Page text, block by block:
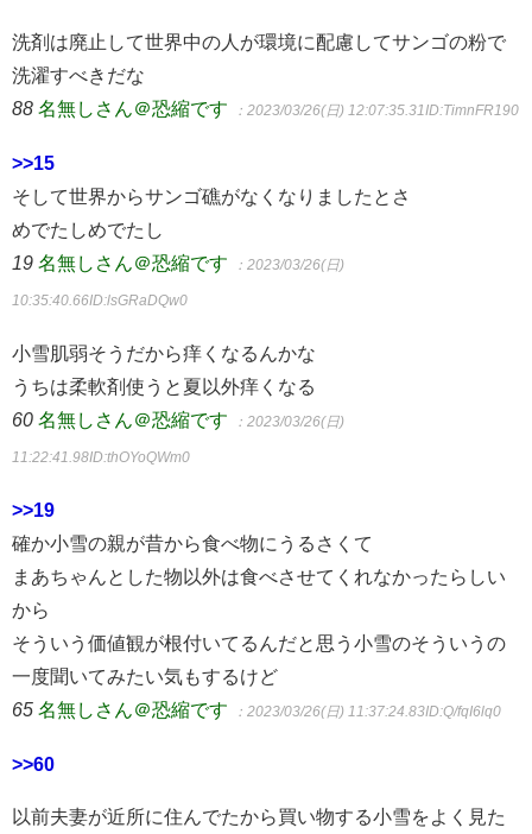
洗剤は廃止して世界中の人が環境に配慮してサンゴの粉で
洗濯すべきだな
88 名無しさん＠恐縮です ：2023/03/26(日) 12:07:35.31ID:TimnFR190
>>15
そして世界からサンゴ礁がなくなりましたとさ
めでたしめでたし
19 名無しさん＠恐縮です ：2023/03/26(日)
10:35:40.66ID:lsGRaDQw0
小雪肌弱そうだから痒くなるんかな
うちは柔軟剤使うと夏以外痒くなる
60 名無しさん＠恐縮です ：2023/03/26(日)
11:22:41.98ID:thOYoQWm0
>>19
確か小雪の親が昔から食べ物にうるさくて
まあちゃんとした物以外は食べさせてくれなかったらしい
から
そういう価値観が根付いてるんだと思う小雪のそういうの
一度聞いてみたい気もするけど
65 名無しさん＠恐縮です ：2023/03/26(日) 11:37:24.83ID:Q/fqI6lq0
>>60
以前夫妻が近所に住んでたから買い物する小雪をよく見た